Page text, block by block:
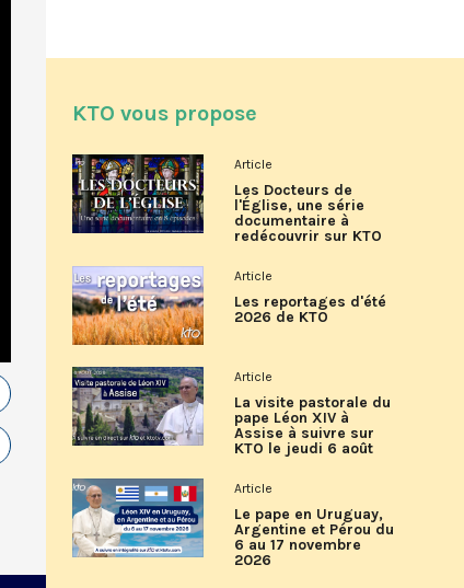
KTO vous propose
Article
Les Docteurs de
l'Église, une série
documentaire à
redécouvrir sur KTO
Article
Les reportages d'été
2026 de KTO
Article
La visite pastorale du
pape Léon XIV à
Assise à suivre sur
KTO le jeudi 6 août
Article
Le pape en Uruguay,
Argentine et Pérou du
6 au 17 novembre
2026